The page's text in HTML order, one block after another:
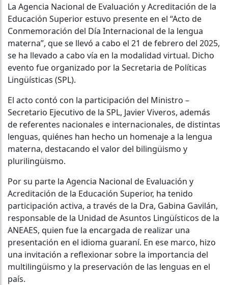
La Agencia Nacional de Evaluación y Acreditación de la
Educación Superior estuvo presente en el “Acto de
Conmemoración del Día Internacional de la lengua
materna”, que se llevó a cabo el 21 de febrero del 2025,
se ha llevado a cabo vía en la modalidad virtual. Dicho
evento fue organizado por la Secretaria de Políticas
Lingüísticas (SPL).
El acto contó con la participación del Ministro –
Secretario Ejecutivo de la SPL, Javier Viveros, además
de referentes nacionales e internacionales, de distintas
lenguas, quiénes han hecho un homenaje a la lengua
materna, destacando el valor del bilingüismo y
plurilingüismo.
Por su parte la Agencia Nacional de Evaluación y
Acreditación de la Educación Superior, ha tenido
participación activa, a través de la Dra, Gabina Gavilán,
responsable de la Unidad de Asuntos Lingüísticos de la
ANEAES, quien fue la encargada de realizar una
presentación en el idioma guaraní. En ese marco, hizo
una invitación a reflexionar sobre la importancia del
multilingüismo y la preservación de las lenguas en el
país.